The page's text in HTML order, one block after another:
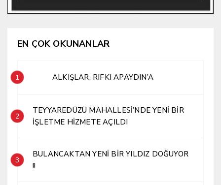
EN ÇOK OKUNANLAR
1 ALKIŞLAR, RIFKI APAYDIN’A
2
TEYYAREDÜZÜ MAHALLESİ’NDE YENİ BİR
İŞLETME HİZMETE AÇILDI
3
BULANCAKTAN YENİ BİR YILDIZ DOĞUYOR
!!